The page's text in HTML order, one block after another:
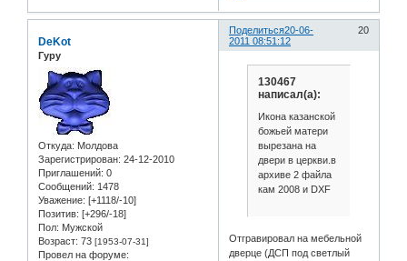
Поделиться 20
20-06-
2011 08:51:12
DeKot
Гуру
Откуда: Молдова
Зарегистрирован: 24-12-2010
Приглашений: 0
Сообщений: 1478
Уважение: [+1118/-10]
Позитив: [+296/-18]
Пол: Мужской
Возраст: 73 [1953-07-31]
Провел на форуме:
130467
написал(а):
Икона казанской
божьей матери
вырезана на
двери в церкви.в
архиве 2 файла
кам 2008 и DXF
Отгравировал на мебельной
дверце (ДСП под светлый